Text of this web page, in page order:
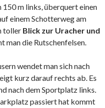
m links, überquert einen
einem Schotterweg am
toller Blick zur Uracher und
man die Rutschenfelsen.
wendet man sich nach
kurz darauf rechts ab. Es
nach dem Sportplatz links.
passiert hat kommt